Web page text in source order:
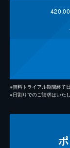
※無料トライアル期間終了
※日割りでのご請求はいたし